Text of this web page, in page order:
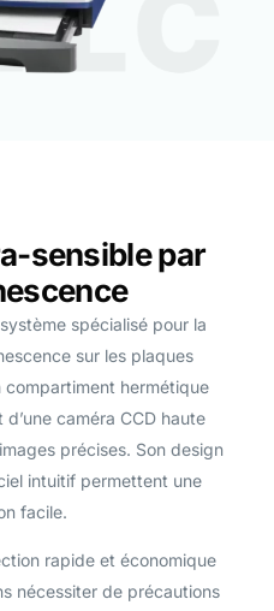
sensible par
spécialisé pour la
sur les plaques
compartiment hermétique
caméra CCD haute
précises. Son design
intuitif permettent une
facile.
rapide et économique
nécessiter de précautions